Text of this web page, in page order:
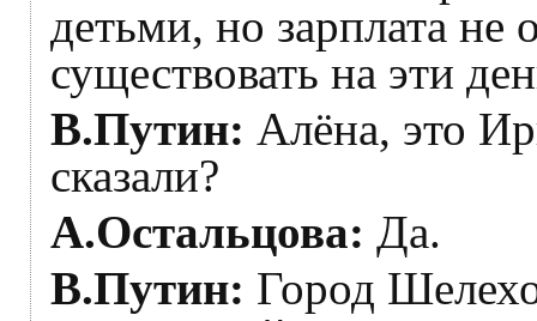
детьми, но зарплата не
существовать на эти
В.Путин: Алёна, это
сказали?
А.Остальцова: Да.
В.Путин: Город